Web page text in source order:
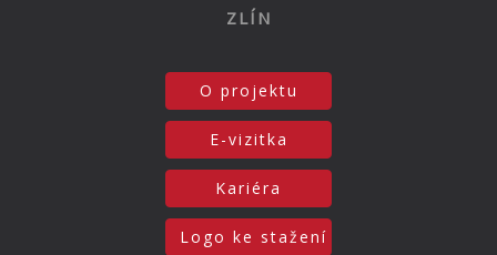
ZLÍN
O projektu
E-vizitka
Kariéra
Logo ke stažení